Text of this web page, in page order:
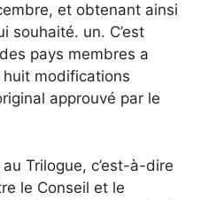
et obtenant ainsi
souhaité. un. C’est
pays membres a
modifications
approuvé par le
Trilogue, c’est-à-dire
le Conseil et le